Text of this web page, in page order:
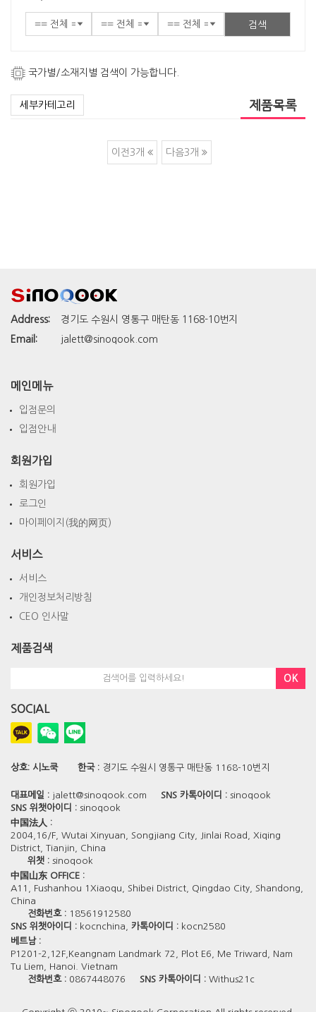
검색
국가별/소재지별 검색이 가능합니다.
세부카테고리 제품목록
이전3개 다음3개
Address:
경기도 수원시 영통구 매탄동 1168-10번지
Email:
jalett@sinoqook.com
메인메뉴
입점문의
입점안내
회원가입
회원가입
로그인
마이페이지(我的网页)
서비스
서비스
개인정보처리방침
CEO 인사말
제품검색
OK
SOCIAL
상호: 시노쿡 한국 : 경기도 수원시 영통구 매탄동 1168-10번지
대표메일 : jalett@sinoqook.com SNS 카톡아이디 : sinoqook
SNS 위챗아이디 : sinoqook
中国法人 :
2004,16/F, Wutai Xinyuan, Songjiang City, Jinlai Road, Xiqing
District, Tianjin, China
위챗 : sinoqook
中国山东 OFFICE :
A11, Fushanhou 1Xiaoqu, Shibei District, Qingdao City, Shandong,
China
전화번호 : 18561912580
SNS 위챗아이디 : kocnchina, 카톡아이디 : kocn2580
베트남 :
P1201-2,12F,Keangnam Landmark 72, Plot E6, Me Triward, Nam
Tu Liem, Hanoi. Vietnam
전화번호 : 0867448076 SNS 카톡아이디 : Withus21c